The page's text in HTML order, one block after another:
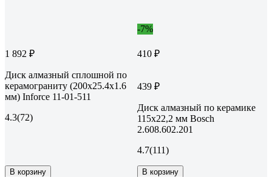
1 892 ₽
Диск алмазный сплошной по
керамограниту (200х25.4х1.6
мм) Inforce 11-01-511
4.3(72)
В корзину
-7%
410 ₽
439 ₽
Диск алмазный по керамике
115х22,2 мм Bosch
2.608.602.201
4.7(111)
В корзину